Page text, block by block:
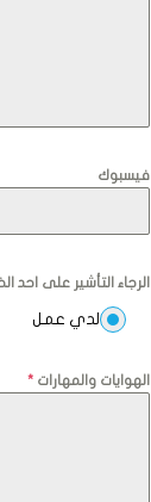
فيسبوك
الرجاء التأشير على احد
لدي عمل
الهوايات والمهارات*